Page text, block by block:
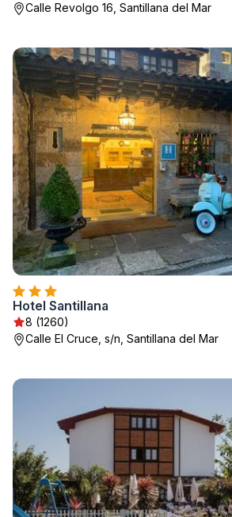
Calle Revolgo 16, Santillana del Mar
Hotel Santillana
8 (1260)
Calle El Cruce, s/n, Santillana del Mar